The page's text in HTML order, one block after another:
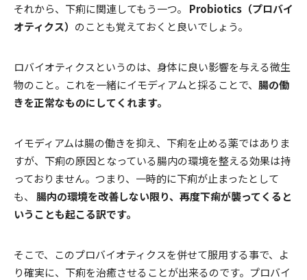
それから、下痢に関連してもう一つ。 Probiotics（プロバイ
オティクス） のことも覚えておくと良いでしょう。
ロバイオティクスというのは、身体に良い影響を与える微生
物のこと。これを一緒にイモディアムと採ることで、 腸の働
きを正常なものにしてくれます。
イモディアムは腸の働きを抑え、下痢を止める薬ではありま
すが、下痢の原因となっている腸内の環境を整える効果は持
っておりません。つまり、一時的に下痢が止まったとして
も、 腸内の環境を改善しない限り、再度下痢が襲ってくると
いうことも起こる訳です。
そこで、このプロバイオティクスを併せて服用する事で、よ
り確実に、下痢を治癒させることが出来るのです。プロバイ